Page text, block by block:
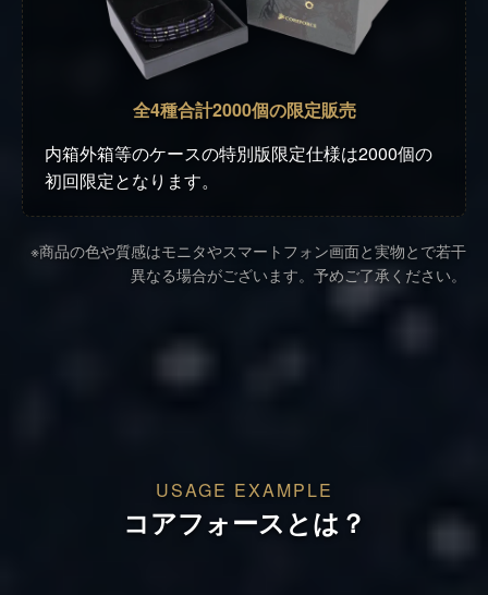
全4種合計2000個の限定販売
内箱外箱等のケースの特別版限定仕様は2000個の
初回限定となります。
※商品の色や質感はモニタやスマートフォン画面と実物とで若干
異なる場合がございます。予めご了承ください。
USAGE EXAMPLE
コアフォースとは？